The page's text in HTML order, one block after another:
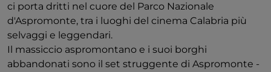
ci porta dritti nel cuore del Parco Nazionale
d'Aspromonte, tra i luoghi del cinema Calabria più
selvaggi e leggendari.
Il massiccio aspromontano e i suoi borghi
abbandonati sono il set struggente di Aspromonte -